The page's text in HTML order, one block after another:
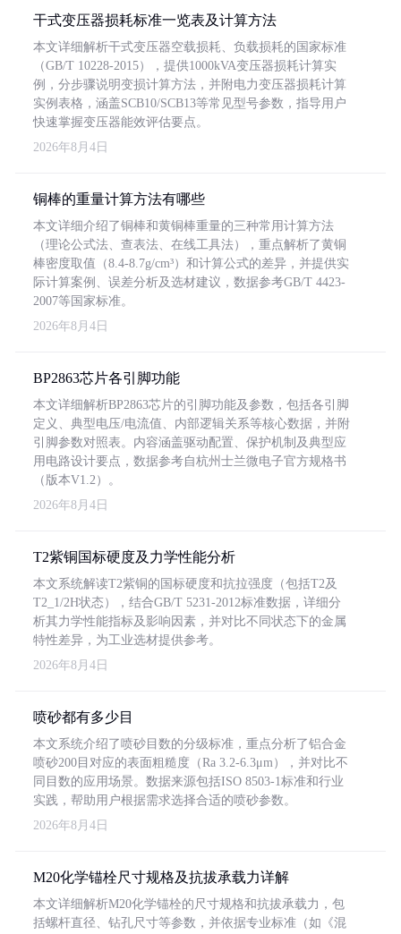
干式变压器损耗标准一览表及计算方法
本文详细解析干式变压器空载损耗、负载损耗的国家标准
（GB/T 10228-2015），提供1000kVA变压器损耗计算实
例，分步骤说明变损计算方法，并附电力变压器损耗计算
实例表格，涵盖SCB10/SCB13等常见型号参数，指导用户
快速掌握变压器能效评估要点。
2026年8月4日
铜棒的重量计算方法有哪些
本文详细介绍了铜棒和黄铜棒重量的三种常用计算方法
（理论公式法、查表法、在线工具法），重点解析了黄铜
棒密度取值（8.4-8.7g/cm³）和计算公式的差异，并提供实
际计算案例、误差分析及选材建议，数据参考GB/T 4423-
2007等国家标准。
2026年8月4日
BP2863芯片各引脚功能
本文详细解析BP2863芯片的引脚功能及参数，包括各引脚
定义、典型电压/电流值、内部逻辑关系等核心数据，并附
引脚参数对照表。内容涵盖驱动配置、保护机制及典型应
用电路设计要点，数据参考自杭州士兰微电子官方规格书
（版本V1.2）。
2026年8月4日
T2紫铜国标硬度及力学性能分析
本文系统解读T2紫铜的国标硬度和抗拉强度（包括T2及
T2_1/2H状态），结合GB/T 5231-2012标准数据，详细分
析其力学性能指标及影响因素，并对比不同状态下的金属
特性差异，为工业选材提供参考。
2026年8月4日
喷砂都有多少目
本文系统介绍了喷砂目数的分级标准，重点分析了铝合金
喷砂200目对应的表面粗糙度（Ra 3.2-6.3μm），并对比不
同目数的应用场景。数据来源包括ISO 8503-1标准和行业
实践，帮助用户根据需求选择合适的喷砂参数。
2026年8月4日
M20化学锚栓尺寸规格及抗拔承载力详解
本文详细解析M20化学锚栓的尺寸规格和抗拔承载力，包
括螺杆直径、钻孔尺寸等参数，并依据专业标准（如《混